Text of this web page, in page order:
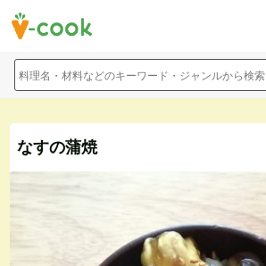
料理名・材料などのキーワード・ジャンルから検索
なすの蒲焼